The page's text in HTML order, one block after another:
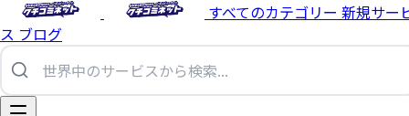
すべてのカテゴリー 新規サー
ス ブログ